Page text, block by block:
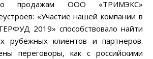
продажам ООО «ТРИМЭКС»
«Участие нашей компании в
2019» способствовало найти
рубежных клиентов и партнеров.
переговоры, как с российскими